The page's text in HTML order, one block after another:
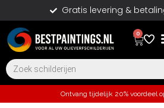
Gratis levering &
0
Ontvang tijdelijk 20% voordeel